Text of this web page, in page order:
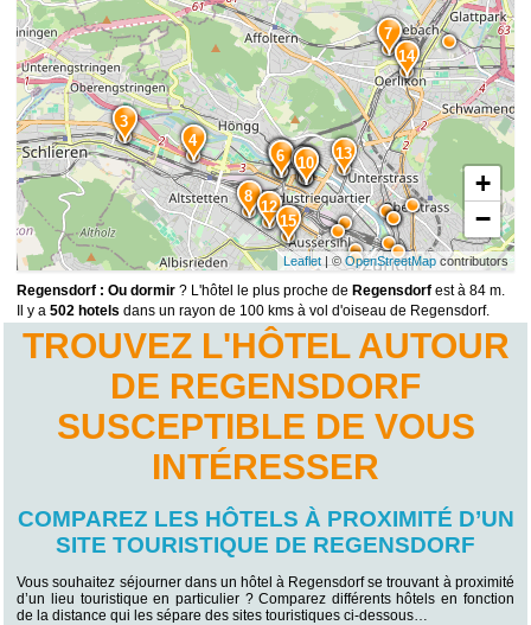
15
14
13
12
11
10
9
8
7
6
5
4
3
+
−
Leaflet| ©OpenStreetMapcontributors
Regensdorf : Ou dormir ? L'hôtel le plus proche de Regensdorf est à 84 m.
Il y a502 hotels dans un rayon de 100 kms à vol d'oiseau de Regensdorf.
TROUVEZ L'HÔTEL AUTOUR
DE REGENSDORF
SUSCEPTIBLE DE VOUS
INTÉRESSER
COMPAREZ LES HÔTELS À PROXIMITÉ D’UN
SITE TOURISTIQUE DE REGENSDORF
Vous souhaitez séjourner dans un hôtel à Regensdorf se trouvant à proximité
d’un lieu touristique en particulier ? Comparez différents hôtels en fonction
de la distance qui les sépare des sites touristiques ci-dessous…